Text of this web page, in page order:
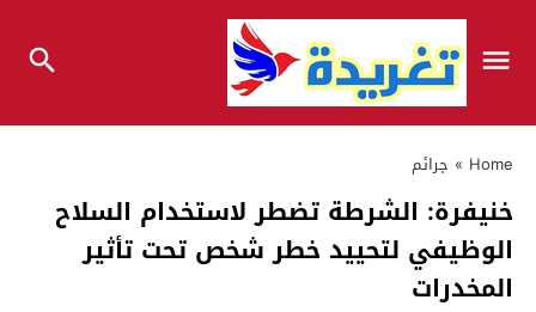
Home
» جرائم
خنيفرة: الشرطة تضطر لاستخدام السلاح
الوظيفي لتحييد خطر شخص تحت تأثير
المخدرات